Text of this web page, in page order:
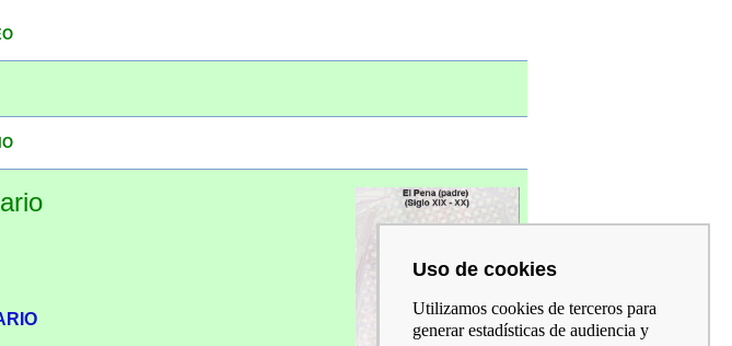
Uso de cookies
Utilizamos cookies de terceros para
generar estadísticas de audiencia y